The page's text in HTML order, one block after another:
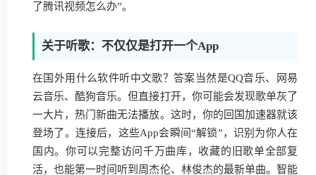
了腾讯视频怎么办”。
关于听歌：不仅仅是打开一个App
在国外用什么软件听中文歌？答案当然是QQ音乐、网易
云音乐、酷狗音乐。但直接打开，你可能会发现歌单灰了
一大片，热门新曲无法播放。这时，你的回国加速器就该
登场了。连接后，这些App会瞬间“解锁”，识别为你人在
国内。你可以完整访问千万曲库，收藏的旧歌单全部复
活，也能第一时间听到周杰伦、林俊杰的最新单曲。智能